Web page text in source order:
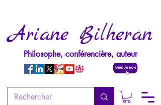
Ariane Bilheran
Philosophe, conférencière, auteur